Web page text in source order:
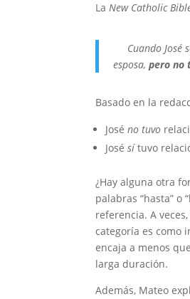
LaNew Catholic
Cuando José
esposa,pero no
Basado en la
Joséno tuvo
Josésítuvo
¿Hay alguna otra
palabras “hasta” o
referencia. A
categoría es como
encaja a menos
larga duración.
Además, Mateo